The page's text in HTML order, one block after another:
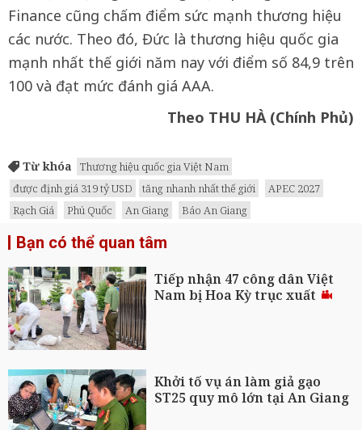
Finance cũng chấm điểm sức mạnh thương hiệu
các nước. Theo đó, Đức là thương hiệu quốc gia
mạnh nhất thế giới năm nay với điểm số 84,9 trên
100 và đạt mức đánh giá AAA.
Theo THU HÀ (Chính Phủ)
Từ khóa
Thương hiệu quốc gia Việt Nam
được định giá 319 tỷ USD
tăng nhanh nhất thế giới
APEC 2027
Rạch Giá
Phú Quốc An Giang Báo An Giang
Bạn có thể quan tâm
Tiếp nhận 47 công dân Việt
Nam bị Hoa Kỳ trục xuất
Khởi tố vụ án làm giả gạo
ST25 quy mô lớn tại An Giang